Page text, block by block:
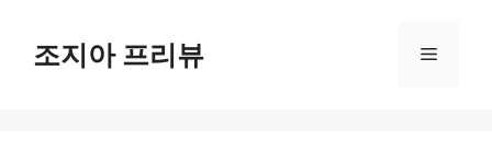
조지아 프리뷰 메